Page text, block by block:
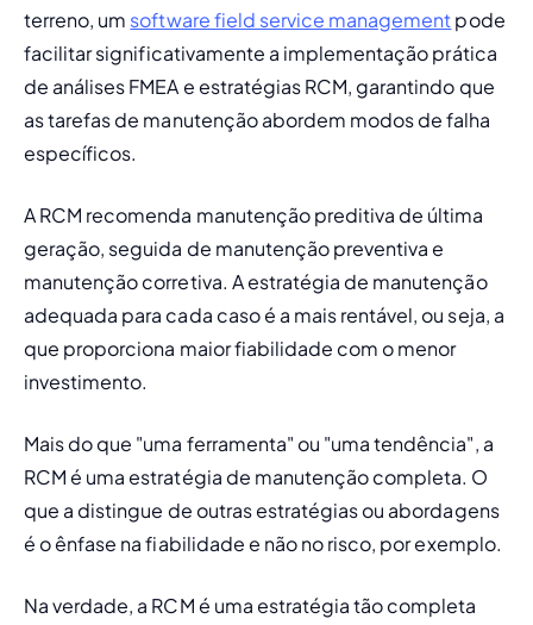
terreno, um software field service management pode
facilitar significativamente a implementação prática
de análises FMEA e estratégias RCM, garantindo que
as tarefas de manutenção abordem modos de falha
específicos.
A RCM recomenda manutenção preditiva de última
geração, seguida de manutenção preventiva
manutenção corretiva. A estratégia de manutenção
adequada para cada caso é a mais rentável, ou seja, a
que proporciona maior fiabilidade com o menor
investimento.
Mais do que "uma ferramenta" ou "uma tendência", a
RCM é uma estratégia de manutenção completa. O
que a distingue de outras estratégias ou abordagens
é o ênfase na fiabilidade e não no risco, por exemplo.
Na verdade, a RCM é uma estratégia tão completa